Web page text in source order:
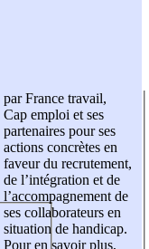
par France travail,
Cap emploi et ses
partenaires pour ses
actions concrètes en
faveur du recrutement,
de l’intégration et de
l’accompagnement de
ses collaborateurs en
situation de handicap.
Pour en savoir plus,